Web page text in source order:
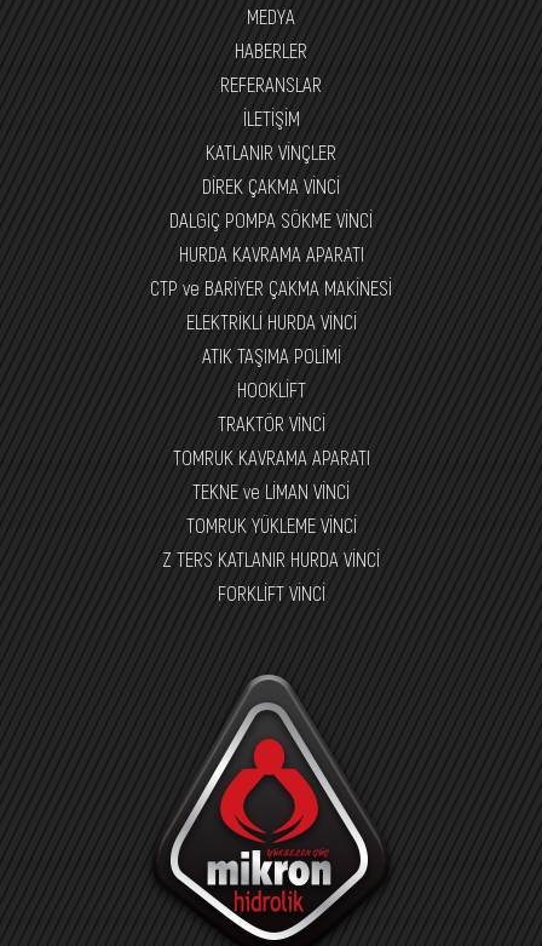
MEDYA
HABERLER
REFERANSLAR
İLETİŞİM
KATLANIR VİNÇLER
DİREK ÇAKMA VİNCİ
DALGIÇ POMPA SÖKME VİNCİ
HURDA KAVRAMA APARATI
CTP ve BARİYER ÇAKMA MAKİNESİ
ELEKTRİKLİ HURDA VİNCİ
ATIK TAŞIMA POLİMİ
HOOKLİFT
TRAKTÖR VİNCİ
TOMRUK KAVRAMA APARATI
TEKNE ve LİMAN VİNCİ
TOMRUK YÜKLEME VİNCİ
Z TERS KATLANIR HURDA VİNCİ
FORKLİFT VİNCİ